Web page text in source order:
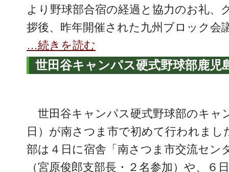
より野球部合宿の経過と協力のお礼、
拶後、昨年開催された九州ブロック会
…続きを読む
世田谷キャンパス硬式野球部鹿児
世田谷キャンパス硬式野球部のキャ
日）が南さつま市で初めて行われまし
部は４日に宿舎「南さつま市交流セン
（宮原俊郎支部長・２名参加）や、６